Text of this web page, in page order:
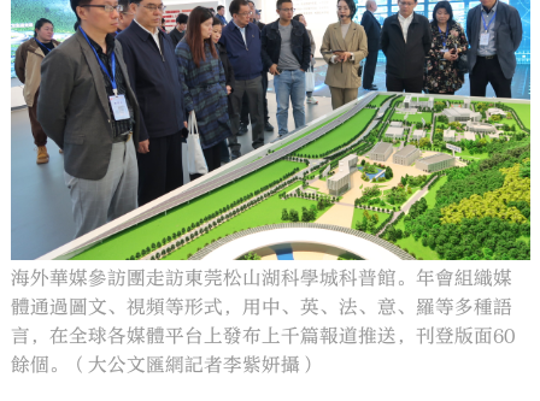
海外華媒參訪團走訪東莞松山湖科學城科普館。年會組織媒
體通過圖文、視頻等形式，用中、英、法、意、羅等多種語
言，在全球各媒體平台上發布上千篇報道推送，刊登版面60
餘個。（大公文匯網記者李紫妍攝）